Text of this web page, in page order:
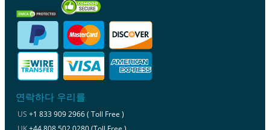
연락하다 우리를
US +1 833 909 2966 ( Toll Free )